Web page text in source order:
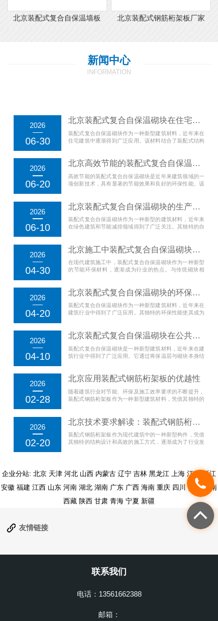
北京装配式复合自保温墙板 北京装配式钢筋桁架板厂家
新闻中心
INFORMATION
2026
06-30
北京装配式复合自保温砌块在住宅中的应用
装配式复合自保温砌块作为一种新型建筑材料，近年来在
住宅建筑中逐渐得到广泛应用。该材料结合了装配式结构
自保温砌块具有良好的保温性能和较高的结构强度，能够
住...
2026
06-20
北京高效节能的装配式复合自保温砌块
高效节能的装配式复合自保温砌块是近年来建筑领域的一
项创新技术，具有显著的节能效果和良好的环保性能。该
统建筑材料相比，这种砌块在保温隔热方面表现更加出
色，不仅能够减少空调和暖气的使用，还能在寒冷或炎热
的...
2026
06-10
北京装配式复合自保温砌块的生产流程解析
装配式复合自保温砌块作为一种新型的建筑材料，近年来
在绿色建筑和节能减排领域得到了广泛关注。其独特的自
程不仅涉及材料的选取，还包括工艺的精细设计和多环节
的配合，以确保砌块的高质量和稳定性。装配式复合自
保...
2026
04-30
北京施工中装配式复合自保温砌块的注意事项
在现代建筑施工中，装配式复合自保温砌块作为一种新型
的节能环保材料，逐渐成为行业的热点。与传统砌块相
仅在性能上有显著优势，而且因其便捷的装配性，极大降
低了施工难度和劳动强度。尽管装配式复合自保温砌块在
施...
2026
04-20
北京装配式复合自保温砌块的环保性能分析
装配式复合自保温砌块作为一种新型建筑材料，近年来在
建筑行业中得到了广泛应用。其独特的环保性能使其成为
能有效减少能源消耗和碳排放，从而在绿色建筑和可持续
保...
2026
04-10
北京装配式复合自保温砌块在公共设施中的应用
装配式复合自保温砌块是一种新型建筑材料，近年来在建
筑行业中得到了广泛应用。它通过将保温层与砌块本身结
在公共设施中的应用，展现出巨大的优势，不仅能够减少
能...
2026
02-28
北京应用装配式钢筋桁架板的优越性
随着建筑行业对节能、环保及施工效率要求的不断提升，
装配式钢筋桁架板作为一种新型建筑材料，凭借其独特的
捷性和工期缩短的特性也使其在众多建筑工程中获得广泛
应用。钢筋桁架板采用预制构件的形式，能够在工厂完
成...
2026
02-20
北京技术要求解读：装配式钢筋桁架板
装配式钢筋桁架板作为现代建筑中的一种新型构件，凭借
其独特的结构设计和高效的施工方式，逐渐成为了行业发
满足建筑物安全和稳定性的前提下，通过工厂预制和现场
快...
企业分站: 北京 天津 河北 山西 内蒙古 辽宁 吉林 黑龙江 上海 江苏
浙江
安徽 福建 江西 山东 河南 湖北 湖南 广东 广西 海南 重庆 四川 贵州 云南
西藏 陕西 甘肃 青海 宁夏 新疆
友情链接
联系我们
电话：13561662388
邮箱：